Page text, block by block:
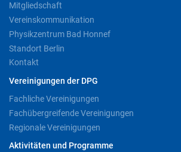
Mitgliedschaft
Vereinskommunikation
Physikzentrum Bad Honnef
Standort Berlin
Kontakt
Vereinigungen der DPG
Fachliche Vereinigungen
Fachübergreifende Vereinigungen
Regionale Vereinigungen
Aktivitäten und Programme